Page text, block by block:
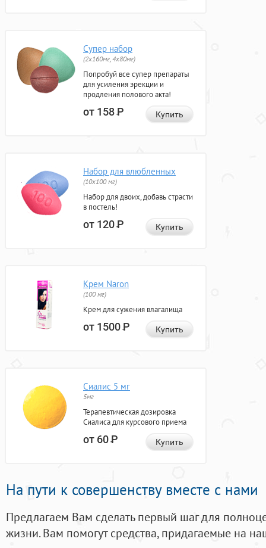
Супер набор
(2х160мг, 4х80мг)
Попробуй все супер препараты
для усиления эрекции и
продления полового акта!
от 158Р Купить
Набор для влюбленных
(10х100 мг)
Набор для двоих, добавь страсти
в постель!
от 120Р Купить
Крем Naron
(100 мг)
Крем для сужения влагалища
от 1500Р Купить
Сиалис 5 мг
5мг
Терапевтическая дозировка
Сиалиса для курсового приема
от 60Р Купить
На пути к совершенству вместе с нами
Предлагаем Вам сделать первый шаг для
жизни. Вам помогут средства, придагаемые на